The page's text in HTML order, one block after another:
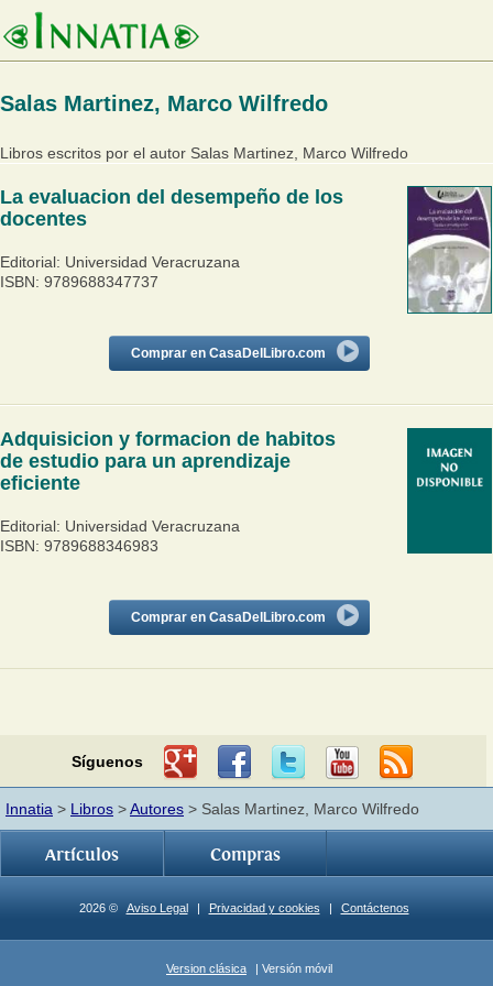
Salas Martinez, Marco Wilfredo
Libros escritos por el autor Salas Martinez, Marco Wilfredo
La evaluacion del desempeño de los
docentes
Editorial: Universidad Veracruzana
ISBN: 9789688347737
Comprar en CasaDelLibro.com
Adquisicion y formacion de habitos
de estudio para un aprendizaje
eficiente
Editorial: Universidad Veracruzana
ISBN: 9789688346983
Comprar en CasaDelLibro.com
Síguenos
Innatia > Libros >Autores > Salas Martinez, Marco Wilfredo
Artículos Compras
2026 © Aviso Legal | Privacidad y cookies | Contáctenos
Version clásica | Versión móvil